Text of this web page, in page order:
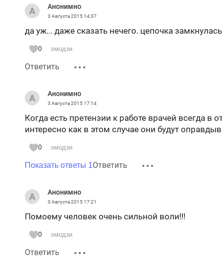
Анонимно
3 Августа 201514:37
да уж... даже сказать нечего. цепочка
0 эмодзи
Ответить
Анонимно
3 Августа 201517:14
Когда есть претензии к работе врачей всегда в
интересно как в этом случае они будут
0 эмодзи
Показать ответы 1Ответить
Анонимно
3 Августа 201517:21
Помоему человек очень сильной воли!!!
0 эмодзи
Ответить